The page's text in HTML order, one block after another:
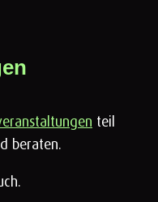
teil
beraten.